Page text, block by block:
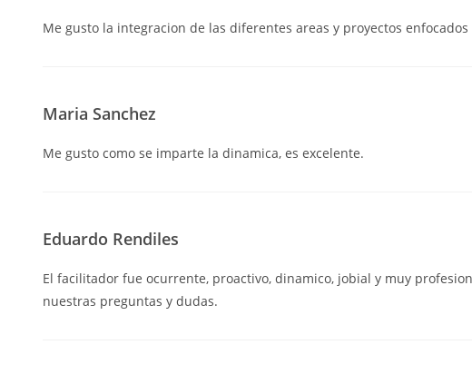
Me gusto la integracion de las diferentes areas y proyectos
Maria Sanchez
Me gusto como se imparte la dinamica, es excelente.
Eduardo Rendiles
El facilitador fue ocurrente, proactivo, dinamico, jobial y muy
nuestras preguntas y dudas.